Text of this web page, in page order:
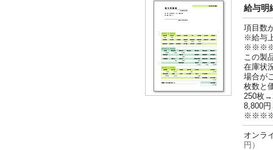
給与明
項目数
※給与
この製
在庫状
場合が
枚数と
250枚
8,800
オン
円）